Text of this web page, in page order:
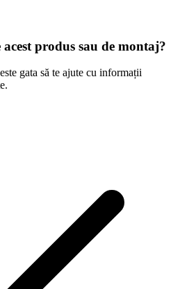
produs sau de montaj?
gata să te ajute cu informații